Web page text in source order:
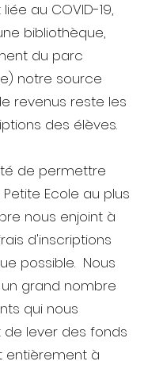
au COVID-19,
bibliothèque,
du parc
notre source
revenus reste les
des élèves.
de permettre
Ecole au plus
nous enjoint à
d'inscriptions
possible. Nous
grand nombre
qui nous
lever des fonds
entièrement à